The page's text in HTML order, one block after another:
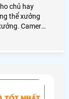
chủ hay
thể xưởng